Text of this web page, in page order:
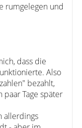
rumgelegen und
dass die
Also
bezahlt,
paar Tage später
allerdings